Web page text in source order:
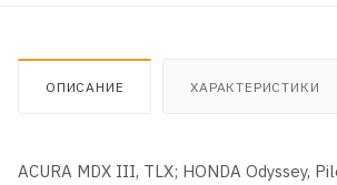
ОПИСАНИЕ ХАРАКТЕРИСТИКИ
ACURA MDX III, TLX; HONDA Odyssey,